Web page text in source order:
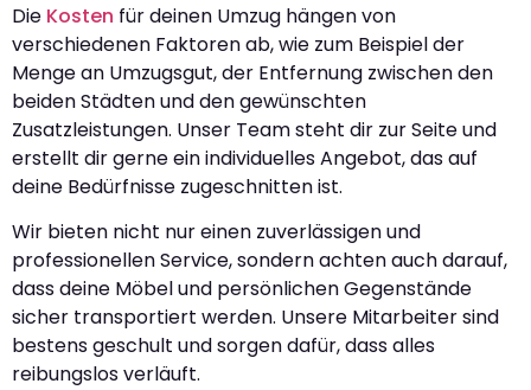
Die Kosten für deinen Umzug hängen von
verschiedenen Faktoren ab, wie zum Beispiel der
Menge an Umzugsgut, der Entfernung zwischen den
beiden Städten und den gewünschten
Zusatzleistungen. Unser Team steht dir zur Seite und
erstellt dir gerne ein individuelles Angebot, das auf
deine Bedürfnisse zugeschnitten ist.
Wir bieten nicht nur einen zuverlässigen und
professionellen Service, sondern achten auch darauf,
dass deine Möbel und persönlichen Gegenstände
sicher transportiert werden. Unsere Mitarbeiter sind
bestens geschult und sorgen dafür, dass alles
reibungslos verläuft.